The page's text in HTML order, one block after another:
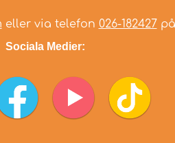
eller via telefon 026-182427på
Sociala Medier: